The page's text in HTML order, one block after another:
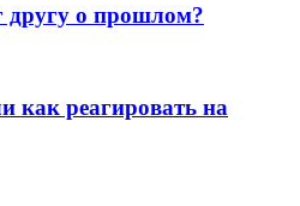
другу о прошлом?
как реагировать на